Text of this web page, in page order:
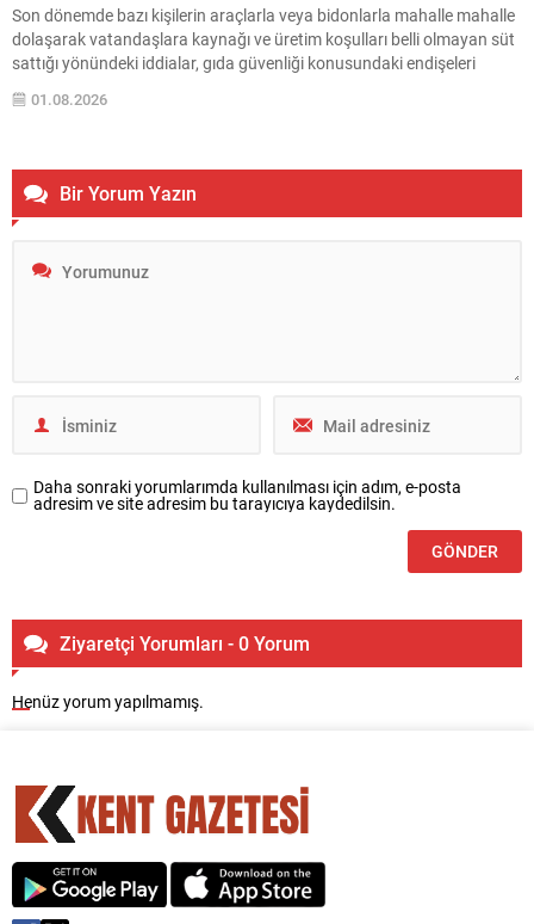
Son dönemde bazı kişilerin araçlarla veya bidonlarla mahalle mahalle
dolaşarak vatandaşlara kaynağı ve üretim koşulları belli olmayan süt
sattığı yönündeki iddialar, gıda güvenliği konusundaki endişeleri
yeniden gündeme getirdi. Vatandaşlara önemli bir uyarı yapılarak,
özellikle tanınmayan kişilerden alınan açık sütlerde dikkatli olunması
01.08.2026
Bir Yorum Yazın
Daha sonraki yorumlarımda kullanılması için adım, e-posta
adresim ve site adresim bu tarayıcıya kaydedilsin.
Ziyaretçi Yorumları - 0 Yorum
Henüz yorum yapılmamış.